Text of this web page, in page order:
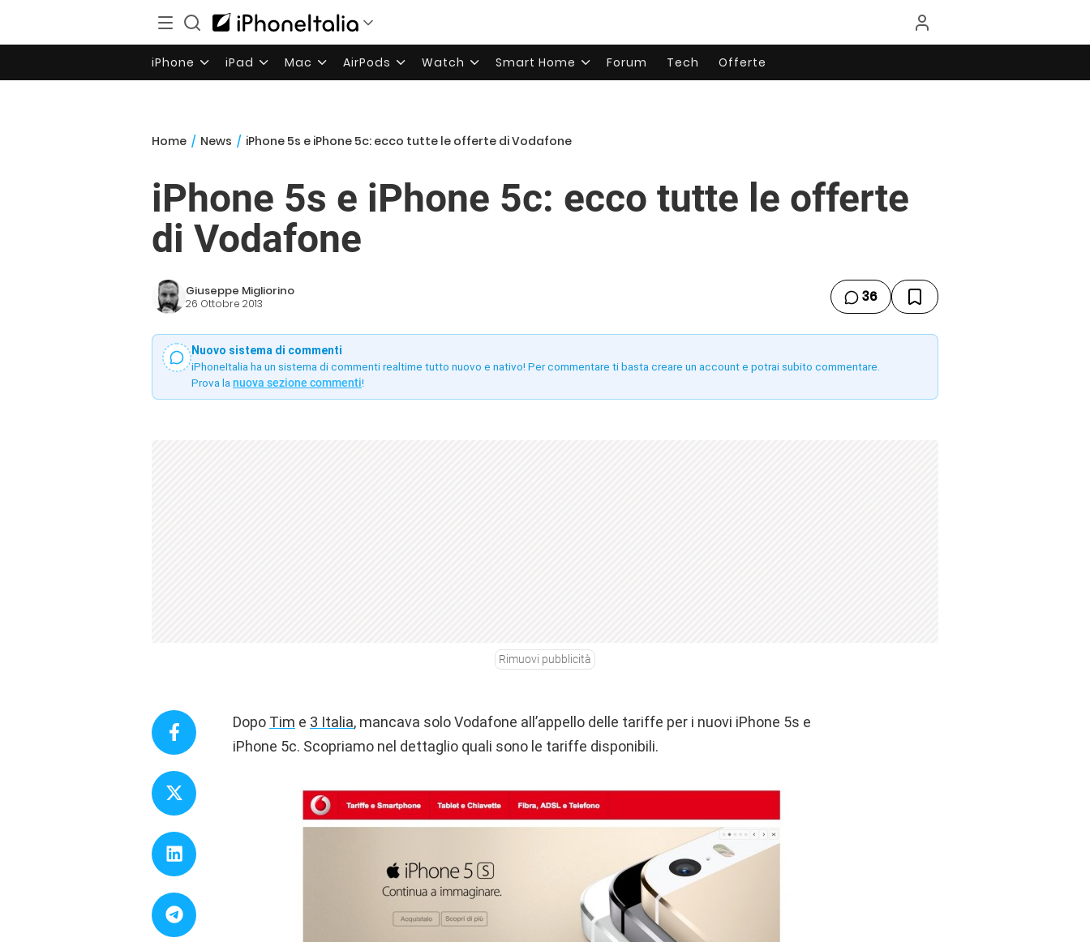
iPhone iPad Mac AirPods Watch Smart Home Forum Tech Offerte
Home / News / iPhone 5s e iPhone 5c: ecco tutte le offerte di Vodafone
iPhone 5s e iPhone 5c: ecco tutte le offerte
di Vodafone
Giuseppe Migliorino
26 Ottobre 2013 36
Nuovo sistema di commenti
iPhoneItalia ha un sistema di commenti realtime tutto nuovo e nativo! Per commentare ti basta creare un account e potrai subito commentare.
Prova la nuova sezione commenti!
Rimuovi pubblicità
Dopo Tim e 3 Italia, mancava solo Vodafone all’appello delle tariffe per i nuovi iPhone 5s e
iPhone 5c. Scopriamo nel dettaglio quali sono le tariffe disponibili.